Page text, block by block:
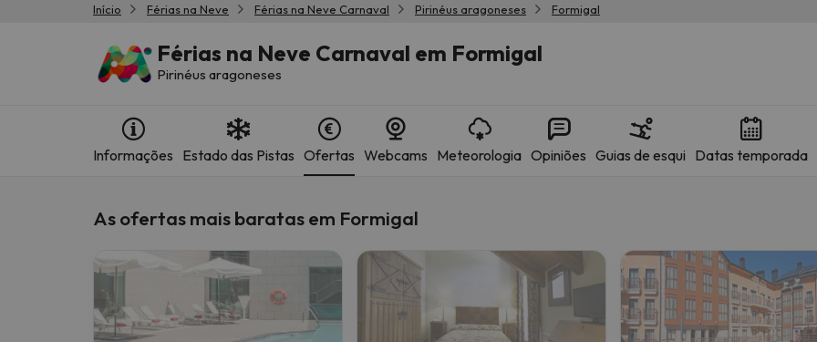
Férias na neve Hotéis de montanha
Bem, parece que o nosso Seeker perdeu o seu caminho. Assim que encontrar a sua bússola, estará de volta.
Início Férias na Neve Férias na Neve Carnaval Pirinéus aragoneses Formigal
Férias na Neve Carnaval em Formigal
Pirinéus aragoneses
Informações Estado das Pistas Ofertas Webcams Meteorologia Opiniões Guias de esqui Datas temporada
As ofertas mais baratas em Formigal